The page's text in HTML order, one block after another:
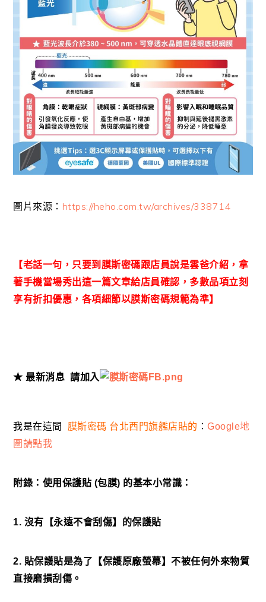
圖片來源： https://heho.com.tw/archives/338714
【老話一句，只要到膜斯密碼跟店員說是雲爸介紹，拿
著手機當場秀出這一篇文章給店員確認，多數品項立刻
享有折扣優惠，各項細節以膜斯密碼規範為準】
★ 最新消息 請加入
我是在這間 膜斯密碼 台北西門旗艦店貼的 ：Google地
圖請點我
附錄：使用保護貼 (包膜) 的基本小常識：
1. 沒有【永遠不會刮傷】的保護貼
2. 貼保護貼是為了【保護原廠螢幕】不被任何外來物質
直接磨損刮傷。